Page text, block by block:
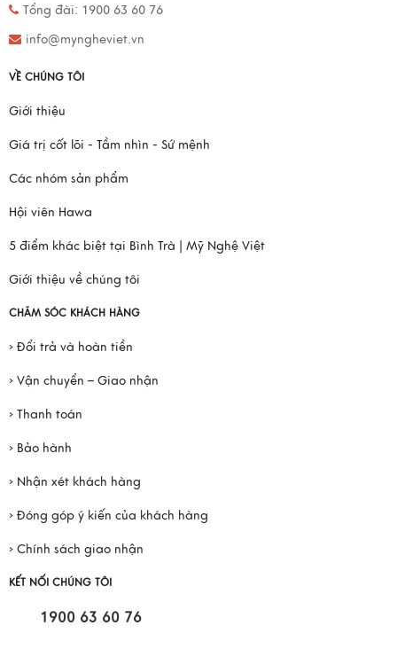
Tổng đài: 1900 63 60 76
info@myngheviet.vn
VỀ CHÚNG TÔI
Giới thiệu
Giá trị cốt lõi - Tầm nhìn - Sứ mệnh
Các nhóm sản phẩm
Hội viên Hawa
5 điểm khác biệt tại Bình Trà | Mỹ Nghệ Việt
Giới thiệu về chúng tôi
CHĂM SÓC KHÁCH HÀNG
› Đổi trả và hoàn tiền
› Vận chuyển – Giao nhận
› Thanh toán
› Bảo hành
› Nhận xét khách hàng
› Đóng góp ý kiến của khách hàng
› Chính sách giao nhận
KẾT NỐI CHÚNG TÔI
1900 63 60 76